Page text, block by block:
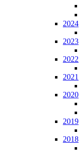
2024
2023
2022
2021
2020
2019
2018